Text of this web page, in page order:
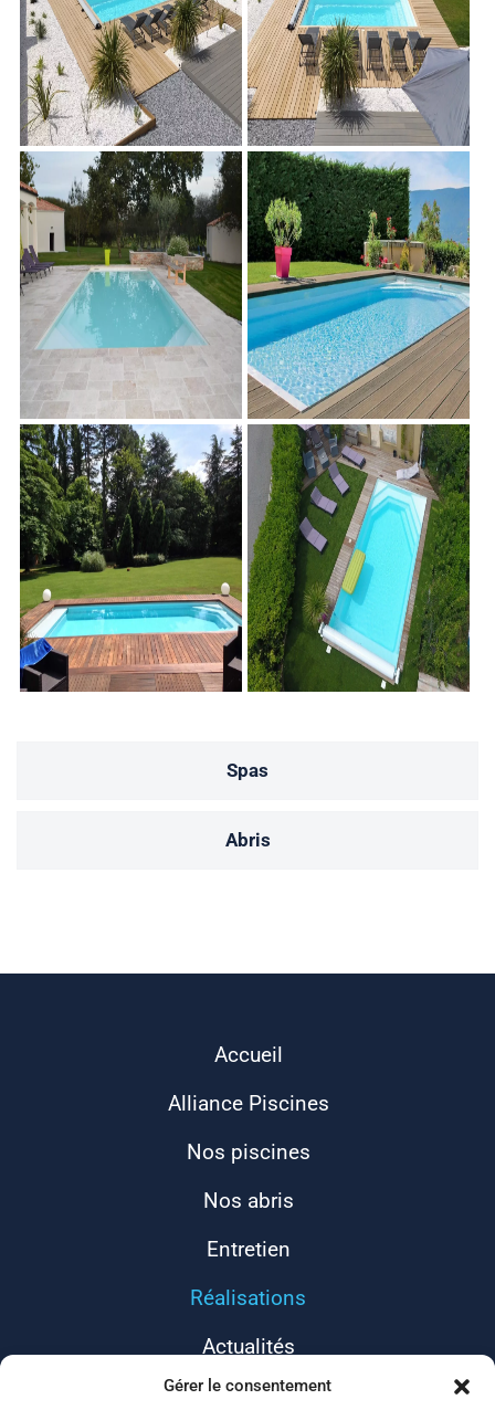
Gérer le consentement
Spas
Abris
Accueil
Alliance Piscines
Nos piscines
Nos abris
Entretien
Réalisations
Actualités
Contact